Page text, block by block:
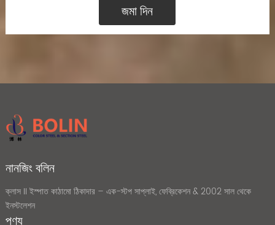
নানজিং বলিন
ক্লাস II ইস্পাত কাঠামো ঠিকাদার – এক-স্টপ সাপ্লাই, ফেব্রিকেশন & 2002 সাল থেকে
ইনস্টলেশন
পণ্য